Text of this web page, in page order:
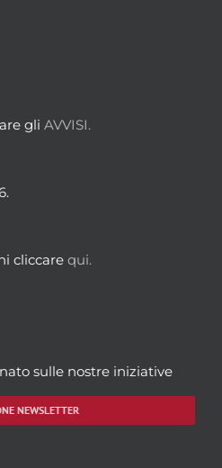
gli AVVISI.
cliccare qui.
sulle nostre iniziative
NEWSLETTER